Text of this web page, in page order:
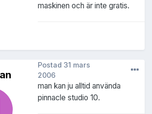
maskinen och är inte gratis.
Postad 31 mars
2006
man kan ju alltid använda
pinnacle studio 10.